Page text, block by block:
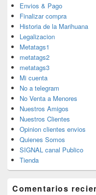
Envios & Pago
Finalizar compra
Historia de la Marihuana
Legalizacion
Metatags1
metatags2
metatags3
Mi cuenta
No a telegram
No Venta a Menores
Nuestros Amigos
Nuestros Clientes
Opinion clientes envios
Quienes Somos
SIGNAL canal Publico
Tienda
Comentarios